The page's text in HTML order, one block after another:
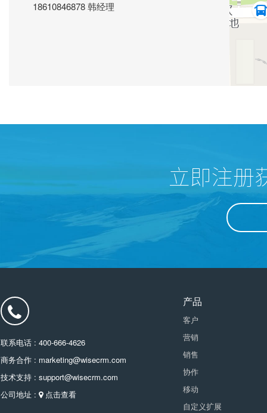
18610846878 韩经理
立即注册
联系电话 : 400-666-4626
商务合作 : marketing@wisecrm.com
技术支持 : support@wisecrm.com
公司地址 :
点击查看
产品
客户
营销
销售
协作
移动
自定义扩展